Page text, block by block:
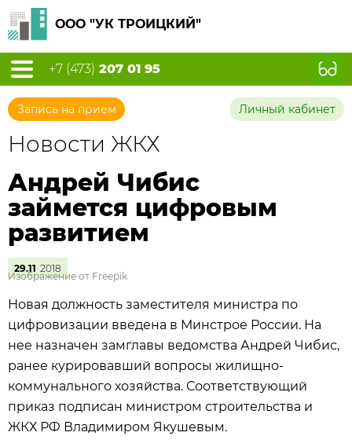
ООО "УК ТРОИЦКИЙ"
+7 (473) 207 01 95
Запись на прием Личный кабинет
Новости ЖКХ
Андрей Чибис
займется цифровым
развитием
29.11 2018
Изображение от Freepik
Новая должность заместителя министра по
цифровизации введена в Минстрое России. На
нее назначен замглавы ведомства Андрей Чибис,
ранее курировавший вопросы жилищно-
коммунального хозяйства. Соответствующий
приказ подписан министром строительства и
ЖКХ РФ Владимиром Якушевым.